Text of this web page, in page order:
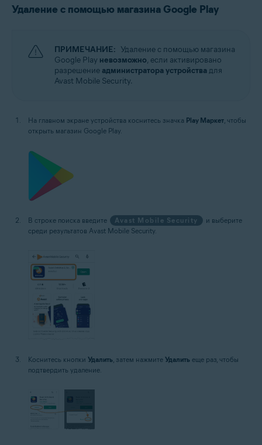
Удаление с помощью магазина Google Play
ПРИМЕЧАНИЕ: Удаление с помощью магазина
Google Play невозможно, если активировано
разрешение администратора устройствадля
Avast Mobile Security.
На главном экране устройства коснитесь значка Play Маркет, чтобы
открыть магазин Google Play.
В строке поиска введите Avast Mobile Security
и выберите
среди результатов Avast Mobile Security.
Коснитесь кнопки Удалить , затем нажмите Удалить еще раз, чтобы
подтвердить удаление.